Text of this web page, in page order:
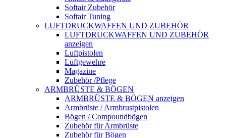
Softair Zubehör
Softair Tuning
LUFTDRUCKWAFFEN UND ZUBEHÖR
LUFTDRUCKWAFFEN UND ZUBEHÖR
anzeigen
Luftpistolen
Luftgewehre
Magazine
Zubehör /Pflege
ARMBRÜSTE & BÖGEN
ARMBRÜSTE & BÖGEN anzeigen
Armbrüste / Armbrustpistolen
Bögen / Compoundbögen
Zubehör für Armbrüste
Zubehör für Bögen